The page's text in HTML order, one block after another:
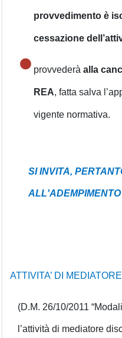
provvedimento è
cessazione
provvederà alla
REA, fatta salva
vigente normativa.
SI INVITA,
ALL'ADEMPIMENTO
ATTIVITA’ DI MEDIATORE
(D.M. 26/10/2011
l’attività di mediatore